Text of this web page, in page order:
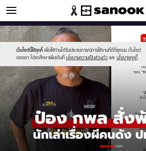
ข่าวบันเทิง
เว็บไซต์นี้ใช้คุกกี้ เพื่อให้ท่านได้รับประสบการณ์การใช้งานที่ดีที่สุดบน เว็บไซต์
ของเรา โปรดศึกษาเพิ่มเติมที่ นโยบายความเป็นส่วนตัว และ นโยบายคุกกี้
Sanook
//s.isanook.com/sr/0/images/logo-
new-
sanook.png
600
60
//s.isanook.com/ns/0/ud/1978/9892058/552929-
2026-
02t094832.61.jpg